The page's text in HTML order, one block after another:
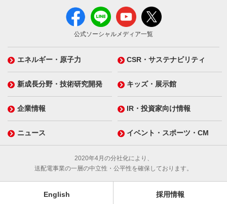
公式ソーシャルメディア一覧
エネルギー・原子力 CSR・サステナビリティ
新成長分野・技術研究開発 キッズ・展示館
企業情報 IR・投資家向け情報
ニュース イベント・スポーツ・CM
2020年4月の分社化により、
送配電事業の一層の中立性・公平性を確保しております。
English 採用情報